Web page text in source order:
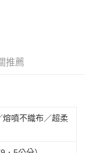
推薦
熔噴不織布／超柔